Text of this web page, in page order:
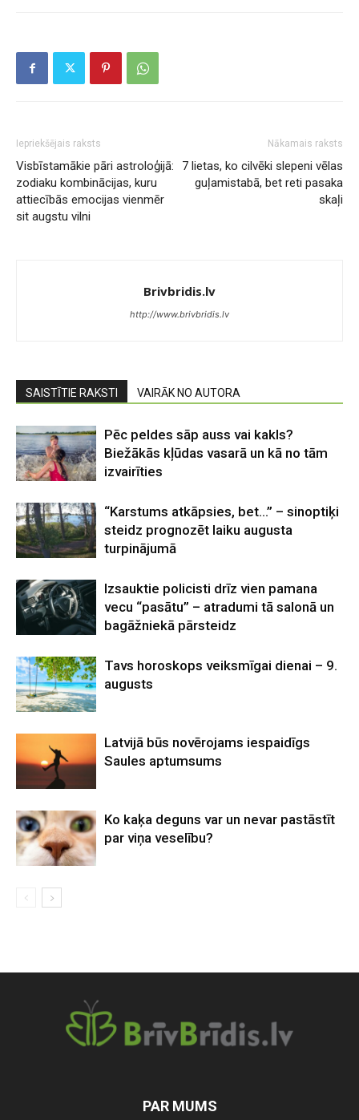
Iepriekšējais raksts
Visbīstamākie pāri astroloģijā:
zodiaku kombinācijas, kuru
attiecībās emocijas vienmēr
sit augstu vilni
Nākamais raksts
7 lietas, ko cilvēki slepeni vēlas
guļamistabā, bet reti pasaka
skaļi
Brivbridis.lv
http://www.brivbridis.lv
SAISTĪTIE RAKSTI VAIRĀK NO AUTORA
Pēc peldes sāp auss vai kakls?
Biežākās kļūdas vasarā un kā no tām
izvairīties
“Karstums atkāpsies, bet…” – sinoptiķi
steidz prognozēt laiku augusta
turpinājumā
Izsauktie policisti drīz vien pamana
vecu “pasātu” – atradumi tā salonā un
bagāžniekā pārsteidz
Tavs horoskops veiksmīgai dienai – 9.
augusts
Latvijā būs novērojams iespaidīgs
Saules aptumsums
Ko kaķa deguns var un nevar pastāstīt
par viņa veselību?
PAR MUMS